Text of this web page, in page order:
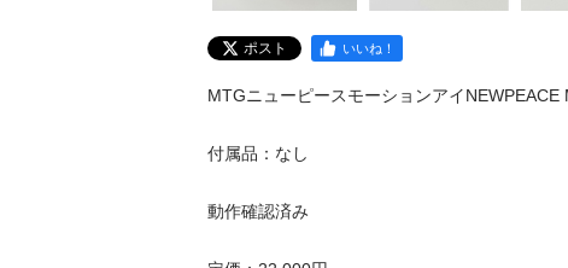
ポスト いいね！
MTGニューピースモーションアイNEWPEACE
付属品：なし
動作確認済み